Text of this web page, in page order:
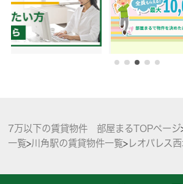
7万以下の賃貸物件 部屋まるTOPページ
一覧>川角駅の賃貸物件一覧>レオパレス西